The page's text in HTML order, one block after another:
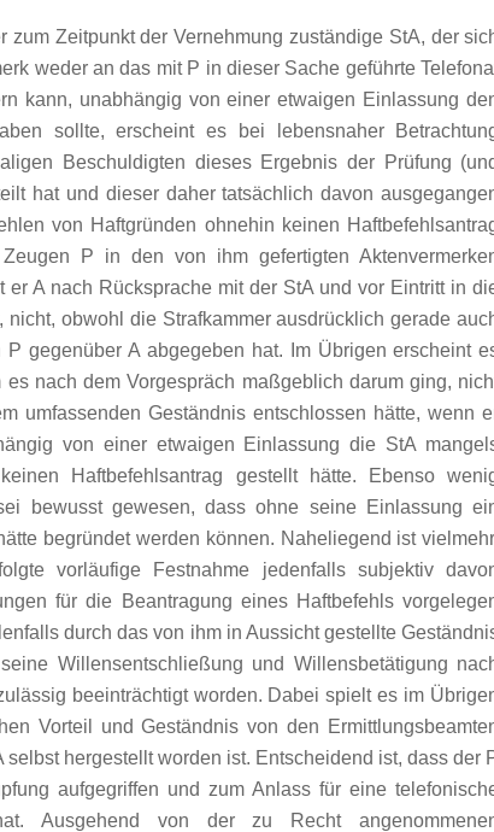
Zeitpunkt der Vernehmung zuständige StA, der
weder an das mit P in dieser Sache geführte
kann, unabhängig von einer etwaigen Einlassung
sollte, erscheint es bei lebensnaher
Beschuldigten dieses Ergebnis der Prüfung
hat und dieser daher tatsächlich davon
von Haftgründen ohnehin keinen
P in den von ihm gefertigten
A nach Rücksprache mit der StA und vor Eintritt in
obwohl die Strafkammer ausdrücklich gerade
gegenüber A abgegeben hat. Im Übrigen erscheint
nach dem Vorgespräch maßgeblich darum ging,
umfassenden Geständnis entschlossen hätte, wenn
von einer etwaigen Einlassung die StA
Haftbefehlsantrag gestellt hätte. Ebenso
bewusst gewesen, dass ohne seine Einlassung
begründet werden können. Naheliegend ist
vorläufige Festnahme jedenfalls subjektiv
für die Beantragung eines Haftbefehls
durch das von ihm in Aussicht gestellte
Willensentschließung und Willensbetätigung
beeinträchtigt worden. Dabei spielt es im
Vorteil und Geständnis von den
hergestellt worden ist. Entscheidend ist, dass der
aufgegriffen und zum Anlass für eine
Ausgehend von der zu Recht